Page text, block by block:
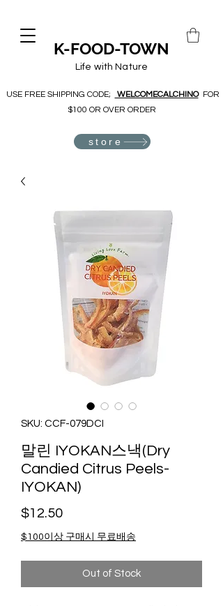
K-FOOD-TOWN
Life with Nature
USE FREE SHIPPING CODE; WELCOMECALCHINOFOR
$100 OR OVER ORDER
store
SKU: CCF-079DCI
말린 IYOKAN스낵(Dry
Candied Citrus Peels-
IYOKAN)
$12.50Price
$100이상 구매시 무료배송
Out of Stock